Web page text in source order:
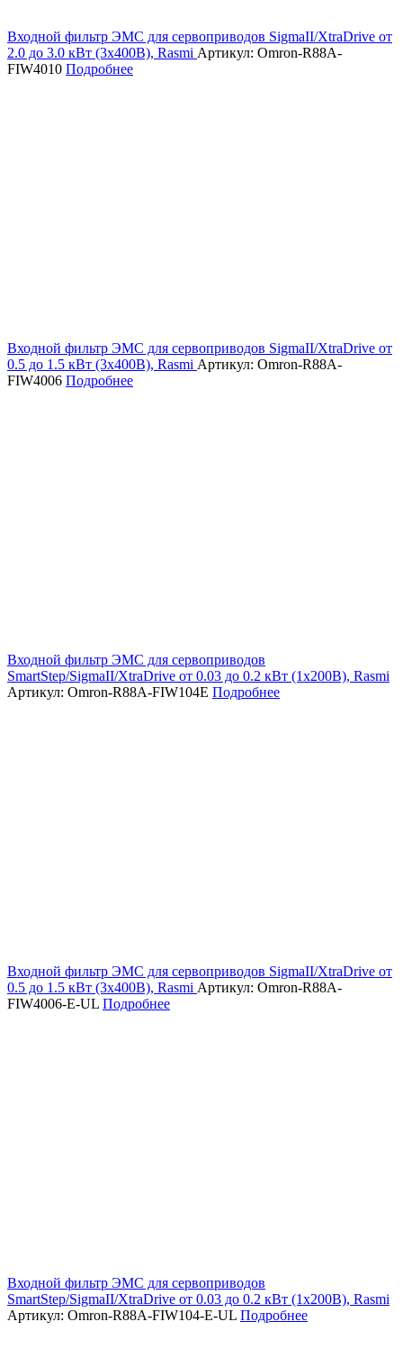
Входной фильтр ЭМС для сервоприводов SigmaII/XtraDrive от
2.0 до 3.0 кВт (3х400В), Rasmi Артикул: Omron-R88A-
FIW4010 Подробнее
Входной фильтр ЭМС для сервоприводов SigmaII/XtraDrive от
0.5 до 1.5 кВт (3х400В), Rasmi Артикул: Omron-R88A-
FIW4006 Подробнее
Входной фильтр ЭМС для сервоприводов
SmartStep/SigmaII/XtraDrive от 0.03 до 0.2 кВт (1х200В), Rasmi
Артикул: Omron-R88A-FIW104E Подробнее
Входной фильтр ЭМС для сервоприводов SigmaII/XtraDrive от
0.5 до 1.5 кВт (3х400В), Rasmi Артикул: Omron-R88A-
FIW4006-E-UL Подробнее
Входной фильтр ЭМС для сервоприводов
SmartStep/SigmaII/XtraDrive от 0.03 до 0.2 кВт (1х200В), Rasmi
Артикул: Omron-R88A-FIW104-E-UL Подробнее